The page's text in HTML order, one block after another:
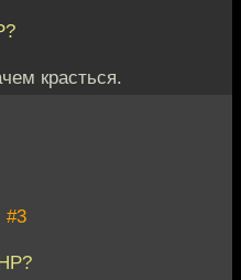
красться.
#3